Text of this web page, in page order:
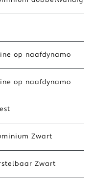
op naafdynamo
op naafdynamo
Zwart
Zwart